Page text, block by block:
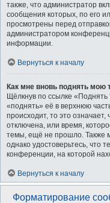
также, что администратор
сообщения которых, по его
просмотрены перед
администратором
информации.
Вернуться к началу
Как мне вновь поднять мою
Щёлкнув по ссылке
«поднять» её в верхнюю
происходит, то это
отключена, или время,
темы, ещё не прошло. Также
однако удостоверьтесь, что
конференции, на которой
Вернуться к началу
Форматирование